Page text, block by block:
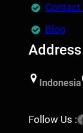
Contact
Blog
Address
Indonesia
Follow Us :Facebook